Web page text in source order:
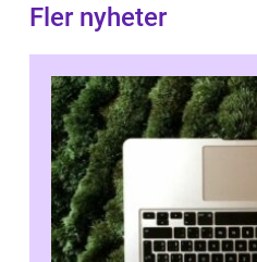
Fler nyheter